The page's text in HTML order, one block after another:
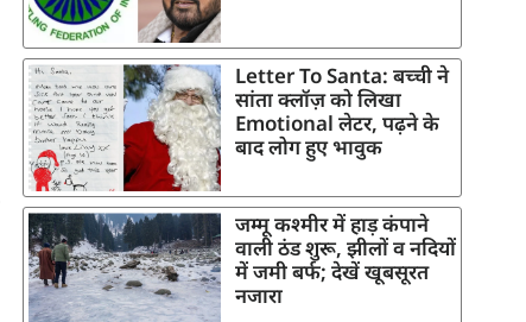
Letter To Santa: बच्ची ने
सांता क्लॉज़ को लिखा
Emotional लेटर, पढ़ने के
बाद लोग हुए भावुक
जम्मू कश्मीर में हाड़ कंपाने
वाली ठंड शुरू, झीलों व नदियों
में जमी बर्फ; देखें खूबसूरत
नजारा